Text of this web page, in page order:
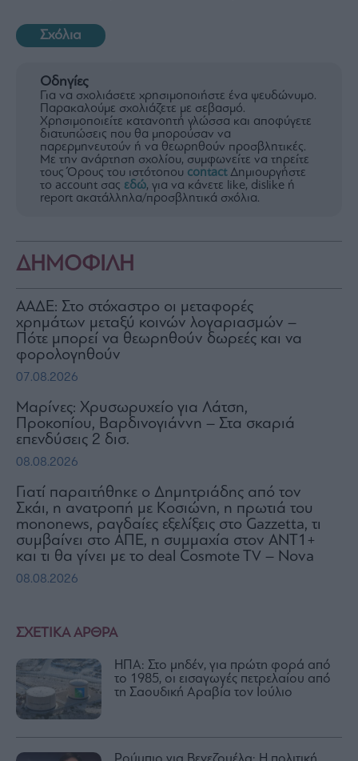
ΣΧΕΤΙΚΑ ΑΡΘΡΑ
ΗΠΑ: Στο μηδέν, για πρώτη φορά από
το 1985, οι εισαγωγές πετρελαίου από
τη Σαουδική Αραβία τον Ιούλιο
Σχόλια
Οδηγίες
Για να σχολιάσετε χρησιμοποιήστε ένα ψευδώνυμο.
Παρακαλούμε σχολιάζετε με σεβασμό.
Χρησιμοποιείτε κατανοητή γλώσσα και αποφύγετε
διατυπώσεις που θα μπορούσαν να
παρερμηνευτούν ή να θεωρηθούν προσβλητικές.
Με την ανάρτηση σχολίου, συμφωνείτε να τηρείτε
τους Όρους του ιστότοπου contactΔημιουργήστε
το account σας εδώ, για να κάνετε like, dislike ή
report ακατάλληλα/προσβλητικά σχόλια.
ΔΗΜΟΦΙΛΗ
ΑΑΔΕ: Στο στόχαστρο οι μεταφορές
χρημάτων μεταξύ κοινών λογαριασμών –
Πότε μπορεί να θεωρηθούν δωρεές και να
φορολογηθούν
07.08.2026
Μαρίνες: Χρυσωρυχείο για Λάτση,
Προκοπίου, Βαρδινογιάννη – Στα σκαριά
επενδύσεις 2 δισ.
08.08.2026
Γιατί παραιτήθηκε ο Δημητριάδης από τον
Σκάι, η ανατροπή με Κοσιώνη, η πρωτιά του
mononews, ραγδαίες εξελίξεις στο Gazzetta, τι
συμβαίνει στο ΑΠΕ, η συμμαχία στον ΑΝΤ1+
και τι θα γίνει με το deal Cosmote TV – Nova
08.08.2026